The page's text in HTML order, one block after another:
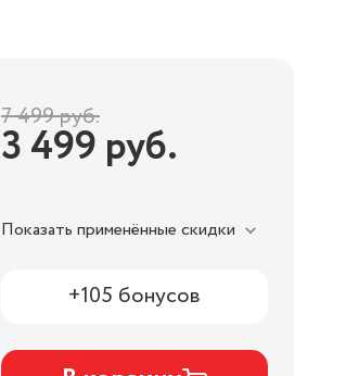
3 499 руб.
7 499руб.
Показать применённые скидки
+105 бонусов